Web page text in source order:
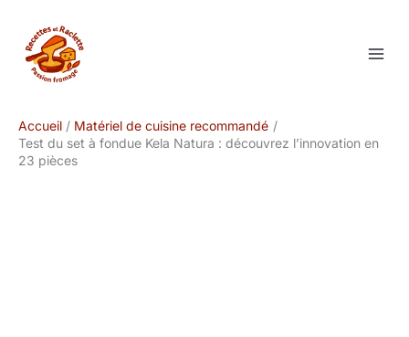
contenu
Accueil
Matériel de cuisine recommandé
Test du set à fondue Kela Natura : découvrez l’innovation en
23 pièces